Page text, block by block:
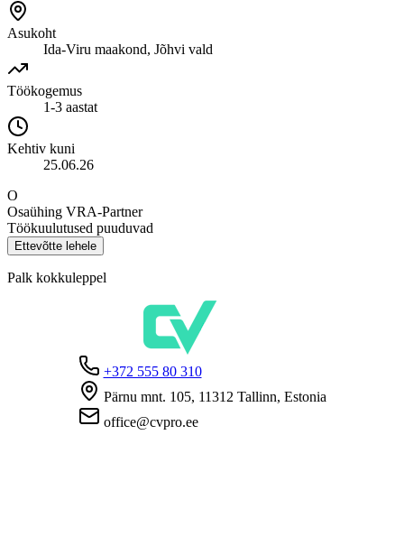
Asukoht
Ida-Viru maakond, Jõhvi vald
Töökogemus
1-3 aastat
Kehtiv kuni
25.06.26
O
Osaühing VRA-Partner
Töökuulutused puuduvad
Ettevõtte lehele
Palk kokkuleppel
+372 555 80 310
Pärnu mnt. 105, 11312 Tallinn, Estonia
office@cvpro.ee